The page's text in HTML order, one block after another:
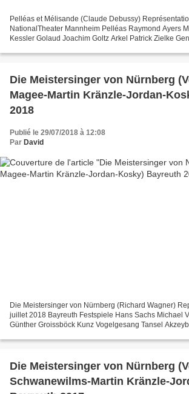
Pelléas et Mélisande (Claude Debussy)
NationalTheater Mannheim Pelléas Raymond Ayers
Kessler Golaud Joachim Goltz Arkel Patrick Zielke
Die Meistersinger von Nürnberg
Magee-Martin Kränzle-Jordan-
2018
Publié le 29/07/2018 à 12:08
Par David
Die Meistersinger von Nürnberg (Richard Wagner)
juillet 2018 Bayreuth Festspiele Hans Sachs Michael
Günther Groissböck Kunz Vogelgesang Tansel
Die Meistersinger von Nürnberg
Schwanewilms-Martin Kränzle-